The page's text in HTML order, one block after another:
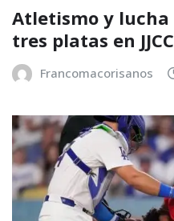
Atletismo y lucha
tres platas en
Francomacorisanos